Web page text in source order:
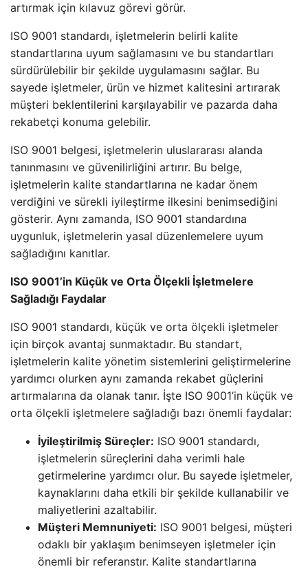
artırmak için kılavuz görevi görür.
ISO 9001 standardı, işletmelerin belirli kalite
standartlarına uyum sağlamasını ve bu standartları
sürdürülebilir bir şekilde uygulamasını sağlar. Bu
sayede işletmeler, ürün ve hizmet kalitesini artırarak
müşteri beklentilerini karşılayabilir ve pazarda daha
rekabetçi konuma gelebilir.
ISO 9001 belgesi, işletmelerin uluslararası alanda
tanınmasını ve güvenilirliğini artırır. Bu belge,
işletmelerin kalite standartlarına ne kadar önem
verdiğini ve sürekli iyileştirme ilkesini benimsediğini
gösterir. Aynı zamanda, ISO 9001 standardına
uygunluk, işletmelerin yasal düzenlemelere uyum
sağladığını kanıtlar.
ISO 9001’in Küçük ve Orta Ölçekli İşletmelere
Sağladığı Faydalar
ISO 9001 standardı, küçük ve orta ölçekli işletmeler
için birçok avantaj sunmaktadır. Bu standart,
işletmelerin kalite yönetim sistemlerini geliştirmelerine
yardımcı olurken aynı zamanda rekabet güçlerini
artırmalarına da olanak tanır. İşte ISO 9001’in küçük ve
orta ölçekli işletmelere sağladığı bazı önemli faydalar:
İyileştirilmiş Süreçler: ISO 9001 standardı,
işletmelerin süreçlerini daha verimli hale
getirmelerine yardımcı olur. Bu sayede işletmeler,
kaynaklarını daha etkili bir şekilde kullanabilir ve
maliyetlerini azaltabilir.
Müşteri Memnuniyeti: ISO 9001 belgesi, müşteri
odaklı bir yaklaşım benimseyen işletmeler için
önemli bir referanstır. Kalite standartlarına